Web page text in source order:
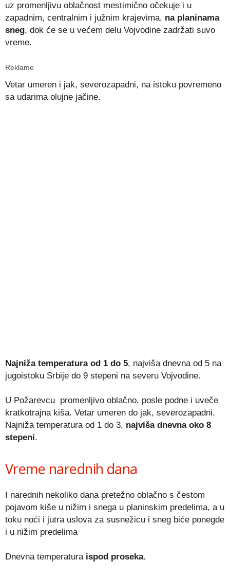
uz promenljivu oblačnost mestimično očekuje i u
zapadnim, centralnim i južnim krajevima, na planinama
sneg, dok će se u većem delu Vojvodine zadržati suvo
vreme.
Reklame
Vetar umeren i jak, severozapadni, na istoku povremeno
sa udarima olujne jačine.
Najniža temperatura od 1 do 5, najviša dnevna od 5 na
jugoistoku Srbije do 9 stepeni na severu Vojvodine.
U Požarevcu promenljivo oblačno, posle podne i uveče
kratkotrajna kiša. Vetar umeren do jak, severozapadni.
Najniža temperatura od 1 do 3, najviša dnevna oko 8
stepeni.
Vreme narednih dana
I narednih nekoliko dana pretežno oblačno s čestom
pojavom kiše u nižim i snega u planinskim predelima, a u
toku noći i jutra uslova za susnežicu i sneg biće ponegde
i u nižim predelima
Dnevna temperaturaispod proseka.